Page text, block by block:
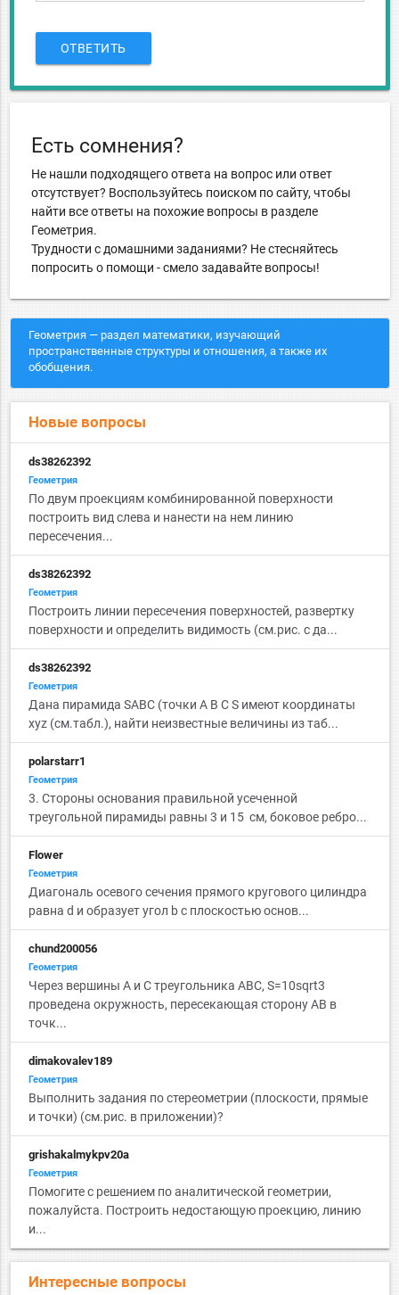
ОТВЕТИТЬ
Есть сомнения?
Не нашли подходящего ответа на вопрос или ответ
отсутствует? Воспользуйтесь поиском по сайту, чтобы
найти все ответы на похожие вопросы в разделе
Геометрия.
Трудности с домашними заданиями? Не стесняйтесь
попросить о помощи - смело задавайте вопросы!
Геометрия — раздел математики, изучающий
пространственные структуры и отношения, а также их
обобщения.
Новые вопросы
ds38262392
Геометрия
По двум проекциям комбинированной поверхности
построить вид слева и нанести на нем линию
пересечения...
ds38262392
Геометрия
Построить линии пересечения поверхностей, развертку
поверхности и определить видимость (см.рис. с да...
ds38262392
Геометрия
Дана пирамида SABC (точки А B C S имеют координаты
xyz (см.табл.), найти неизвестные величины из таб...
polarstarr1
Геометрия
3. Стороны основания правильной усеченной
треугольной пирамиды равны 3 и 15 см, боковое ребро...
Flower
Геометрия
Диагональ осевого сечения прямого кругового цилиндра
равна d и образует угол b с плоскостью основ...
chund200056
Геометрия
Через вершины A и C треугольника ABC, S=10sqrt3
проведена окружность, пересекающая сторону AB в
точк...
dimakovalev189
Геометрия
Выполнить задания по стереометрии (плоскости, прямые
и точки) (см.рис. в приложении)?
grishakalmykpv20a
Геометрия
Помогите с решением по аналитической геометрии,
пожалуйста. Построить недостающую проекцию, линию
и...
Интересные вопросы